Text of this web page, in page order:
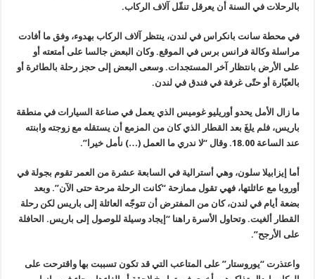
بالرحلات في السنة أن يعرقل تنقّل آلاف الركاب.
في محطة سانت بانكراس في لندن، ينتظر آلاف الركاب بهدوء، وفق ما أفادت
مراسلة وكالة فرانس برس في الموقع. وكان البعض جالسا على أمتعته أو
على الأرض بانتظار آخر المستجدات. وسعى البعض إلى حجز رحلة بالطائرة أو
بالعبّارة أو حتّى غرفة في فندق في لندن.
ما زال الأمل يحدو أوريليو غوميس الذي يعمل في صناعة السيارات في منطقة
باريس، فلم يلغَ بعد القطار الذي كان من المزمع أن يستقله مع زوجته وابنته
عند الساعة 18.00. وقال “لا ندري ما العمل (…) نأمل خيرا”.
أما إيزابيلا سلون، وهي أسترالية في السابعة عشرة من العمر تقوم بجولة في
أوروبا مع عائلتها، فهي تقول ممازحة “كانت الرحلة مرحة حتى الآن”. وبعد
بضعة أيام في لندن، كان من المفترض أن تتوجّه العائلة إلى باريس لكن رحلة
القطار ألغيت. وتحاول الأسرة راهنا “إيجاد وسيلة للوصول إلى باريس. الحافلة
على الأرجح”.
واعتذرت “يوروستار” على المتاعب التي قد تكون تسببت بها واقترحت على